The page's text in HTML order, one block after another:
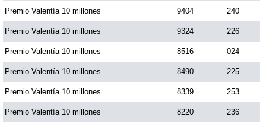
Premio Valentía 10 millones 9404 240
Premio Valentía 10 millones 9324 226
Premio Valentía 10 millones 8516 024
Premio Valentía 10 millones 8490 225
Premio Valentía 10 millones 8339 253
Premio Valentía 10 millones 8220 236